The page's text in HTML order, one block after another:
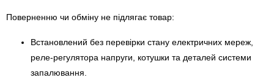
Поверненню чи обміну не підлягає товар:
Встановлений без перевірки стану електричних мереж,
реле-регулято­ра напруги, котушки та деталей системи
запалювання.